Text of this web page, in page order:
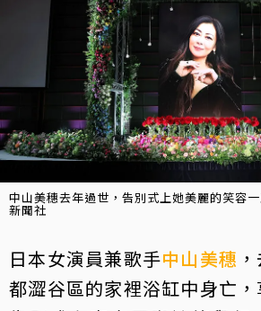
中山美穗去年過世，告別式上她美麗的笑容
新聞社
日本女演員兼歌手中山美穗
都澀谷區的家裡浴缸中身亡